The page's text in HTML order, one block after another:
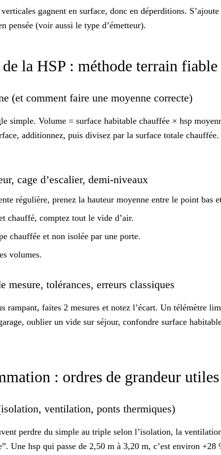
gagnent en surface, donc en déperditions.
pensée (voir aussi le type d’émetteur).
la HSP : méthode terrain fiable
(et comment faire une moyenne correcte)
simple. Volume = surface habitable chauffée × hsp
additionnez, puis divisez par la surface totale
cage d’escalier, demi-niveaux
régulière, prenez la hauteur moyenne entre le point bas
chauffé, comptez tout le vide d’air.
chauffée et non isolée par une porte.
volumes.
tolérances, erreurs classiques
faites 2 mesures et notez l’écart. Un télémètre
oublier un vide sur séjour, confondre surface
: ordres de grandeur
ventilation, ponts thermiques)
perdre du simple au triple selon l’isolation, la
Une hsp qui passe de 2,50 m à 3,20 m, c’est environ